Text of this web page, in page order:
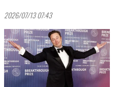
2026/07/13 07:43